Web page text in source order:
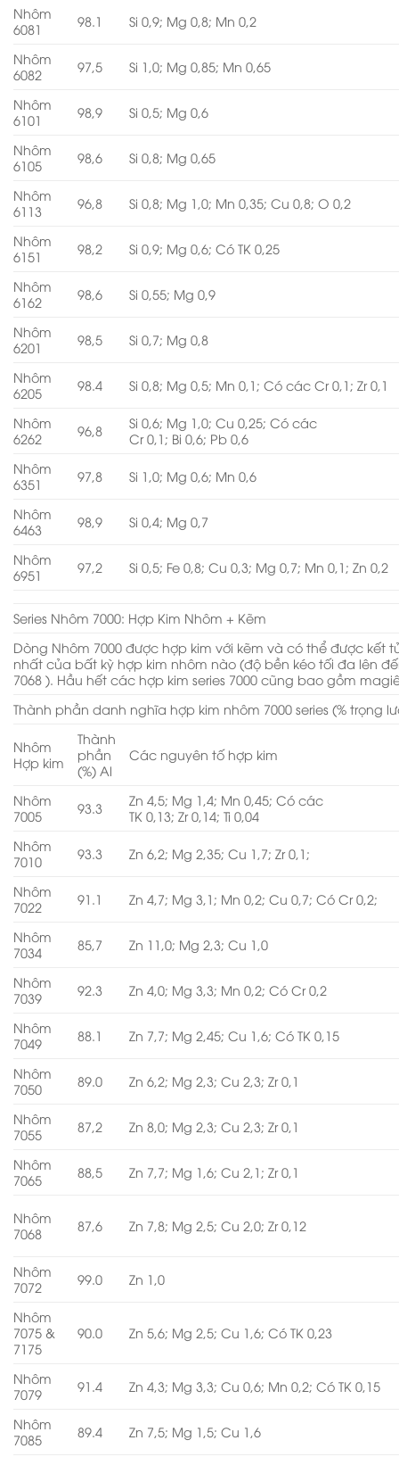
Nhôm
6081
98.1 Si 0,9; Mg 0,8; Mn 0,2
Nhôm
6082
97,5 Si 1,0; Mg 0,85; Mn 0,65
Nhôm
6101
98,9 Si 0,5; Mg 0,6
Nhôm
6105
98,6 Si 0,8; Mg 0,65
Nhôm
6113
96,8 Si 0,8; Mg 1,0; Mn 0,35; Cu 0,8; O 0,2
Nhôm
6151
98,2 Si 0,9; Mg 0,6; Có TK 0,25
Nhôm
6162
98,6 Si 0,55; Mg 0,9
Nhôm
6201
98,5 Si 0,7; Mg 0,8
Nhôm
6205
98.4 Si 0,8; Mg 0,5; Mn 0,1; Có các Cr 0,1; Zr 0,1
Nhôm
6262
96,8
Si 0,6; Mg 1,0; Cu 0,25; Có các
Cr 0,1; Bi 0,6; Pb 0,6
Nhôm
6351
97,8 Si 1,0; Mg 0,6; Mn 0,6
Nhôm
6463
98,9 Si 0,4; Mg 0,7
Nhôm
6951
97,2 Si 0,5; Fe 0,8; Cu 0,3; Mg 0,7; Mn 0,1; Zn 0,2
Series Nhôm 7000: Hợp Kim Nhôm + Kẽm
Dòng Nhôm 7000 được hợp kim với kẽm và có thể được kết
nhất của bất kỳ hợp kim nhôm nào (độ bền kéo tối đa lên
7068 ). Hầu hết các hợp kim series 7000 cũng bao gồm
Thành phần danh nghĩa hợp kim nhôm 7000 series (% trọng
Nhôm
Hợp kim
Thành
phần
(%) Al
Các nguyên tố hợp kim
Nhôm
7005
93.3
Zn 4,5; Mg 1,4; Mn 0,45; Có các
TK 0,13; Zr 0,14; Ti 0,04
Nhôm
7010
93.3 Zn 6,2; Mg 2,35; Cu 1,7; Zr 0,1;
Nhôm
7022
91.1 Zn 4,7; Mg 3,1; Mn 0,2; Cu 0,7; Có Cr 0,2;
Nhôm
7034
85,7 Zn 11,0; Mg 2,3; Cu 1,0
Nhôm
7039
92.3 Zn 4,0; Mg 3,3; Mn 0,2; Có Cr 0,2
Nhôm
7049
88.1 Zn 7,7; Mg 2,45; Cu 1,6; Có TK 0,15
Nhôm
7050
89.0 Zn 6,2; Mg 2,3; Cu 2,3; Zr 0,1
Nhôm
7055
87,2 Zn 8,0; Mg 2,3; Cu 2,3; Zr 0,1
Nhôm
7065
88,5 Zn 7,7; Mg 1,6; Cu 2,1; Zr 0,1
Nhôm
7068
87,6 Zn 7,8; Mg 2,5; Cu 2,0; Zr 0,12
Nhôm
7072
99.0 Zn 1,0
Nhôm
7075 &
7175
90.0 Zn 5,6; Mg 2,5; Cu 1,6; Có TK 0,23
Nhôm
7079
91.4 Zn 4,3; Mg 3,3; Cu 0,6; Mn 0,2; Có TK 0,15
Nhôm
7085
89.4 Zn 7,5; Mg 1,5; Cu 1,6